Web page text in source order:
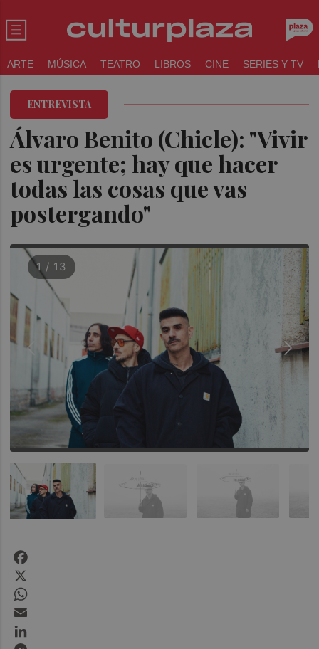
ARTE MÚSICA TEATRO LIBROS CINE SERIES Y TV
Álvaro Benito (Chicle): "Vivir
es urgente; hay que hacer
todas las cosas que vas
postergando"
ENTREVISTA
1 / 13